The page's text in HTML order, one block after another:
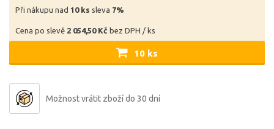
Při nákupu nad 10 ks sleva 7%
Cena po slevě 2 054,50 Kč bez DPH / ks
10 ks
Možnost vrátit zboží do 30 dní